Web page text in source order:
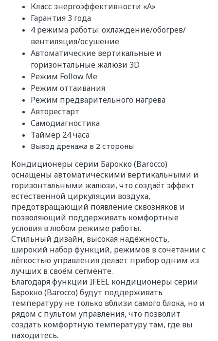
Класс энергоэффективности «A»
Гарантия 3 года
4 режима работы: охлаждение/обогрев/
вентиляция/осушение
Автоматические вертикальные и
горизонтальные жалюзи 3D
Режим Follow Me
Режим оттаивания
Режим предварительного нагрева
Авторестарт
Самодиагностика
Таймер 24 часа
Вывод дренажа в 2 стороны
Кондиционеры серии Барокко (Barocco)
оснащены автоматическими вертикальными и
горизонтальными жалюзи, что создаёт эффект
естественной циркуляции воздуха,
предотвращающий появление сквозняков и
позволяющий поддерживать комфортные
условия в любом режиме работы.
Стильный дизайн, высокая надёжность,
широкий набор функций, режимов в сочетании с
лёгкостью управления делает прибор одним из
лучших в своём сегменте.
Благодаря функции IFEEL кондиционеры серии
Барокко (Barocco) будут поддерживать
температуру не только вблизи самого блока, но и
рядом с пультом управления, что позволит
создать комфортную температуру там, где вы
находитесь.